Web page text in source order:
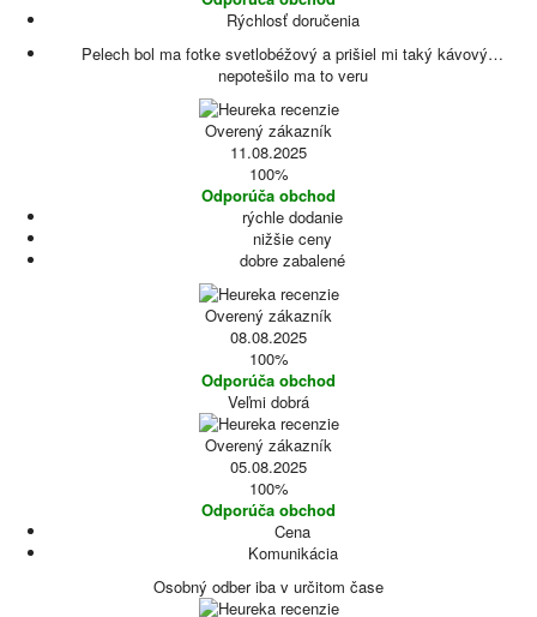
Rýchlosť doručenia
Pelech bol ma fotke svetlobéžový a prišiel mi taký kávový…
nepotešilo ma to veru
Overený zákazník
11.08.2025
100%
Odporúča obchod
rýchle dodanie
nižšie ceny
dobre zabalené
Overený zákazník
08.08.2025
100%
Odporúča obchod
Veľmi dobrá
Overený zákazník
05.08.2025
100%
Odporúča obchod
Cena
Komunikácia
Osobný odber iba v určitom čase